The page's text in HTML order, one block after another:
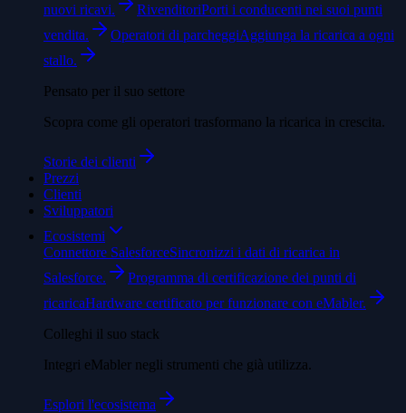
nuovi ricavi.
RivenditoriPorti i conducenti nei suoi punti
vendita.
Operatori di parcheggiAggiunga la ricarica a ogni
stallo.
Pensato per il suo settore
Scopra come gli operatori trasformano la ricarica in crescita.
Storie dei clienti
Prezzi
Clienti
Sviluppatori
Ecosistemi
Connettore SalesforceSincronizzi i dati di ricarica in
Salesforce.
Programma di certificazione dei punti di
ricaricaHardware certificato per funzionare con eMabler.
Colleghi il suo stack
Integri eMabler negli strumenti che già utilizza.
Esplori l'ecosistema